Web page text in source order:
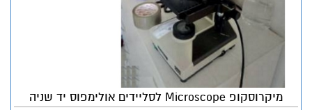
מיקרוסקופ Microscope לסליידים אולימפוס יד שניה